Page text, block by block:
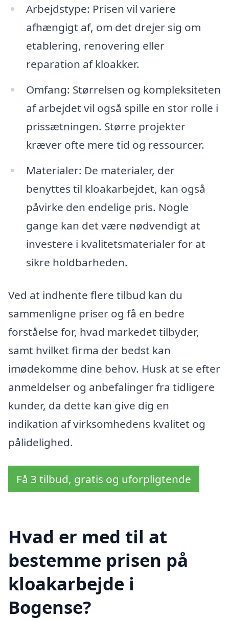
Arbejdstype: Prisen vil variere
afhængigt af, om det drejer sig om
etablering, renovering eller
reparation af kloakker.
Omfang: Størrelsen og kompleksiteten
af arbejdet vil også spille en stor rolle i
prissætningen. Større projekter
kræver ofte mere tid og ressourcer.
Materialer: De materialer, der
benyttes til kloakarbejdet, kan også
påvirke den endelige pris. Nogle
gange kan det være nødvendigt at
investere i kvalitetsmaterialer for at
sikre holdbarheden.
Ved at indhente flere tilbud kan du
sammenligne priser og få en bedre
forståelse for, hvad markedet tilbyder,
samt hvilket firma der bedst kan
imødekomme dine behov. Husk at se efter
anmeldelser og anbefalinger fra tidligere
kunder, da dette kan give dig en
indikation af virksomhedens kvalitet og
pålidelighed.
Få 3 tilbud, gratis og uforpligtende
Hvad er med til at
bestemme prisen på
kloakarbejde i
Bogense?